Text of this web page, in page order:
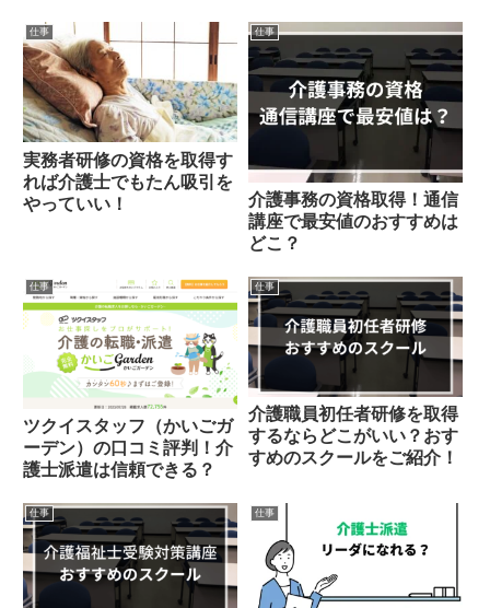
仕事
実務者研修の資格を取得す
れば介護士でもたん吸引を
やっていい！
仕事
介護事務の資格取得！通信
講座で最安値のおすすめは
どこ？
仕事
ツクイスタッフ（かいごガ
ーデン）の口コミ評判！介
護士派遣は信頼できる？
仕事
介護職員初任者研修を取得
するならどこがいい？おす
すめのスクールをご紹介！
仕事 仕事